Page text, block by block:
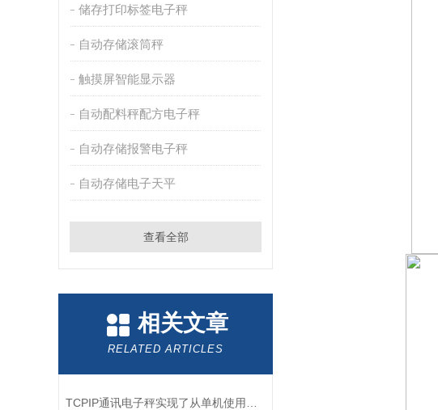
储存打印标签电子秤
自动存储滚筒秤
触摸屏智能显示器
自动配料秤配方电子秤
自动存储报警电子秤
自动存储电子天平
查看全部
相关文章
RELATED ARTICLES